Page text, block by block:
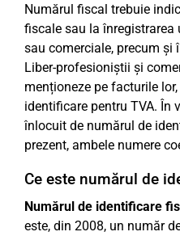
Numărul fiscal trebuie
fiscale sau la
sau comerciale, precum și
Liber-profesioniștii și
menționeze pe facturile
identificare pentru TVA. În
înlocuit de numărul de
prezent, ambele numere
Ce este numărul de
Numărul de identificare
este, din 2008, un număr